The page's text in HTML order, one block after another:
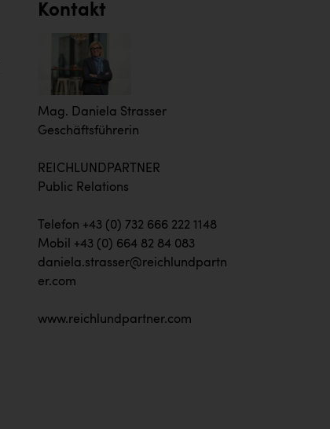
Kontakt
Mag. Daniela Strasser
Geschäftsführerin
REICHLUNDPARTNER
Public Relations
Telefon +43 (0) 732 666 222 1148
Mobil +43 (0) 664 82 84 083
daniela.strasser@reichlundpartn
er.com
www.reichlundpartner.com